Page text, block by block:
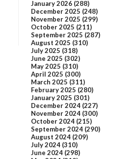
January 2026 (288)
December 2025 (248)
November 2025 (299)
October 2025 (211)
September 2025 (287)
August 2025 (310)
July 2025 (318)
June 2025 (302)
May 2025 (310)
April 2025 (300)
March 2025 (311)
February 2025 (280)
January 2025 (301)
December 2024 (227)
November 2024 (300)
October 2024 (215)
September 2024 (290)
August 2024 (209)
July 2024 (310)
June 2024 (298)